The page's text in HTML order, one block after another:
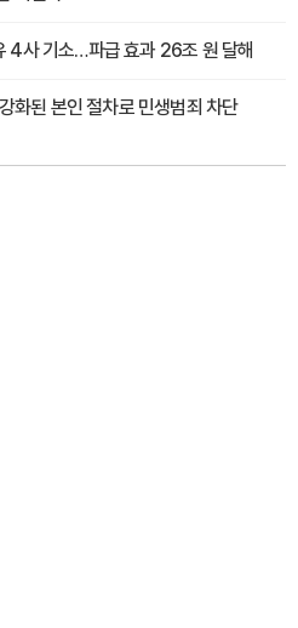
4사 기소…파급 효과 26조 원 달해
화된 본인 절차로 민생범죄 차단